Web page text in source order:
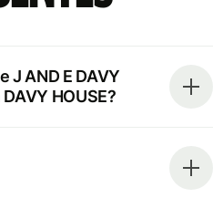
J AND E DAVY
HOUSE?